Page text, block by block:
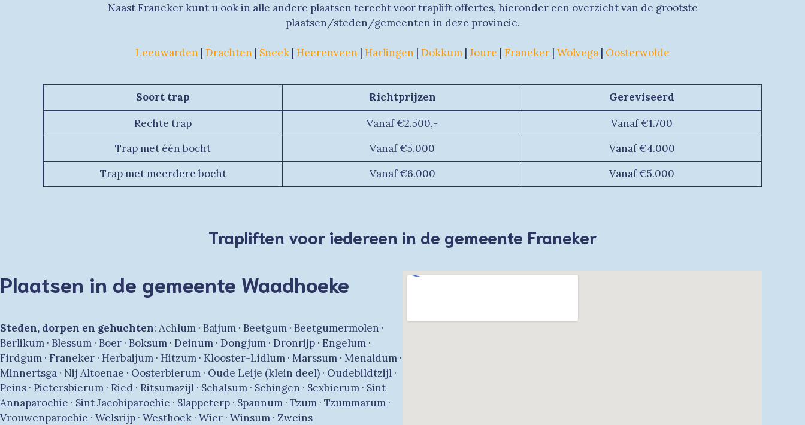
Naast Franeker kunt u ook in alle andere plaatsen terecht voor traplift offertes, hieronder een overzicht van de grootste
plaatsen/steden/gemeenten in deze provincie.
Leeuwarden | Drachten | Sneek | Heerenveen | Harlingen | Dokkum | Joure | Franeker | Wolvega | Oosterwolde
Soort trap Richtprijzen
Gereviseerd
Rechte trap
Vanaf €2.500,-
Vanaf €1.700
Trap met één bocht
Vanaf €5.000
Vanaf €4.000
Trap met meerdere bocht
Vanaf €6.000 Vanaf €5.000
Trapliften voor iedereen in de gemeente Franeker
Plaatsen in de gemeente Waadhoeke
Steden, dorpen en gehuchten: Achlum · Baijum · Beetgum · Beetgumermolen ·
Berlikum · Blessum · Boer · Boksum · Deinum · Dongjum · Dronrijp · Engelum ·
Firdgum · Franeker · Herbaijum · Hitzum · Klooster-Lidlum · Marssum · Menaldum ·
Minnertsga · Nij Altoenae · Oosterbierum · Oude Leije (klein deel) · Oudebildtzijl ·
Peins · Pietersbierum · Ried · Ritsumazijl · Schalsum · Schingen · Sexbierum · Sint
Annaparochie · Sint Jacobiparochie · Slappeterp · Spannum · Tzum · Tzummarum ·
Vrouwenparochie · Welsrijp · Westhoek · Wier · Winsum · Zweins